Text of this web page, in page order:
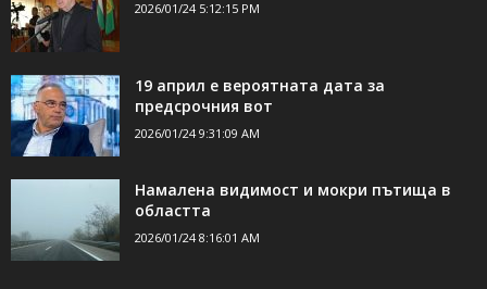
2026/01/24 5:12:15 PM
19 април е вероятната дата за
предсрочния вот
2026/01/24 9:31:09 AM
Намалена видимост и мокри пътища в
областта
2026/01/24 8:16:01 AM